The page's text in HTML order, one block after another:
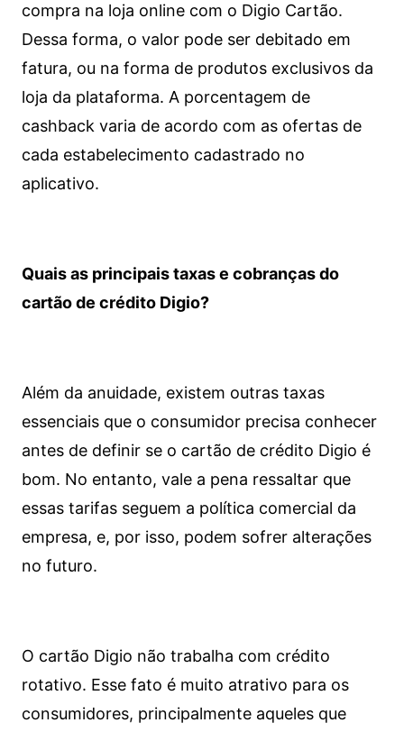
compra na loja online com o Digio Cartão.
Dessa forma, o valor pode ser debitado em
fatura, ou na forma de produtos exclusivos da
loja da plataforma. A porcentagem de
cashback varia de acordo com as ofertas de
cada estabelecimento cadastrado no
aplicativo.
Quais as principais taxas e cobranças do
cartão de crédito Digio?
Além da anuidade, existem outras taxas
essenciais que o consumidor precisa conhecer
antes de definir se o cartão de crédito Digio é
bom. No entanto, vale a pena ressaltar que
essas tarifas seguem a política comercial da
empresa, e, por isso, podem sofrer alterações
no futuro.
O cartão Digio não trabalha com crédito
rotativo. Esse fato é muito atrativo para os
consumidores, principalmente aqueles que